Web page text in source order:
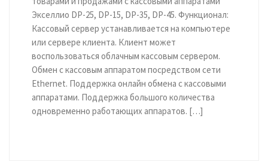
Экселлио DP-25, DP-15, DP-35, DP-45. Функционал:
Кассовый сервер устанавливается на компьютере
или сервере клиента. Клиент может
воспользоваться облачным кассовым сервером.
Обмен с кассовым аппаратом посредством сети
Ethernet. Поддержка онлайн обмена с кассовыми
аппаратами. Поддержка большого количества
одновременно работающих аппаратов. […]